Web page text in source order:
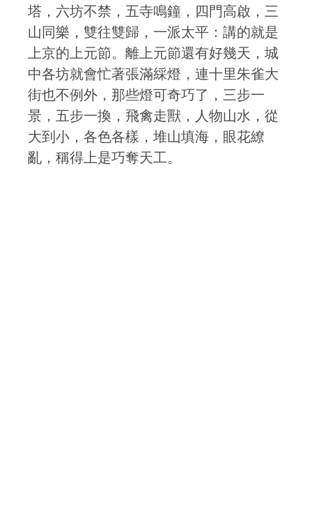
塔，六坊不禁，五寺鳴鐘，四門高啟，三
山同樂，雙往雙歸，一派太平：講的就是
上京的上元節。離上元節還有好幾天，城
中各坊就會忙著張滿綵燈，連十里朱雀大
街也不例外，那些燈可奇巧了，三步一
景，五步一換，飛禽走獸，人物山水，從
大到小，各色各樣，堆山填海，眼花繚
亂，稱得上是巧奪天工。